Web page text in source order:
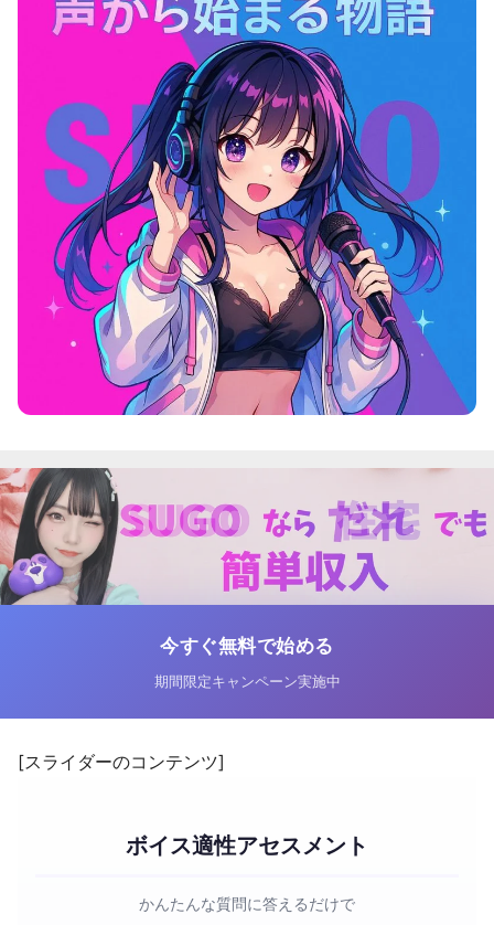
今すぐ無料で始める
期間限定キャンペーン実施中
[スライダーのコンテンツ]
ボイス適性アセスメント
かんたんな質問に答えるだけで